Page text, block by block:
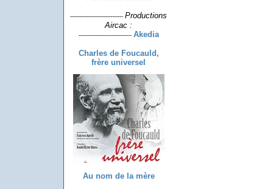
----------------------------- Productions
Aircac :
----------------------------- Akedia
Charles de Foucauld,
frère universel
Au nom de la mère